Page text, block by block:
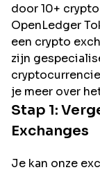
door 10+
OpenLedger
een crypto
zijn
je meer over
Stap 1:
Exchanges
Je kan onze